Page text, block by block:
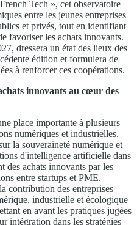
Tech », cet observatoire
entre les jeunes entreprises
et privés, tout en identifiant
favoriser les achats innovants.
dressera un état des lieux des
édition et formulera de
à renforcer ces coopérations.
innovants au cœur des
place importante à plusieurs
numériques et industrielles.
la souveraineté numérique et
d'intelligence artificielle dans
des achats innovants par les
entre startups et PME.
contribution des entreprises
industrielle et écologique
en avant les pratiques jugées
intégration dans les stratégies